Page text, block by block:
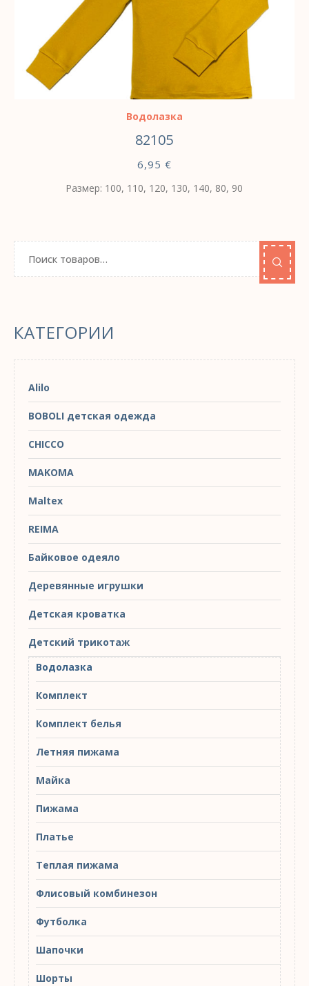
ВЫБЕРИТЕ ПАРАМЕТРЫ
Водолазка
82105
6,95 €
Размер: 100, 110, 120, 130, 140, 80, 90
КАТЕГОРИИ
Alilo
BOBOLI детская одежда
CHICCO
MAKOMA
Maltex
REIMA
Байковое одеяло
Деревянные игрушки
Детская кроватка
Детский трикотаж
Водолазка
Комплект
Комплект белья
Летняя пижама
Майка
Пижама
Платье
Теплая пижама
Флисовый комбинезон
Футболка
Шапочки
Шорты